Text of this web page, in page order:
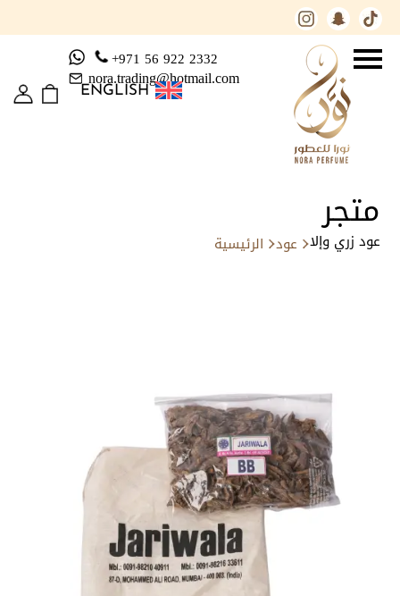
+971 56 922 2332
nora.trading@hotmail.com
ENGLISH
متجر
الرئيسية عود عود زري وإلا